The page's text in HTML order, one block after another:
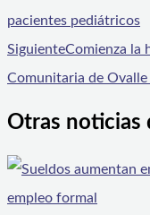
pacientes pediátricos
SiguienteComienza la
Comunitaria de
Otras noticias